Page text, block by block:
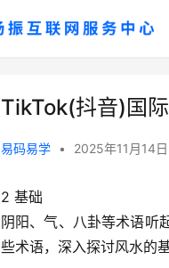
TikTok(抖音)国
易码易学 • 2025年11月14
2 基础
阴阳、气、八卦等术语听
些术语，深入探讨风水的